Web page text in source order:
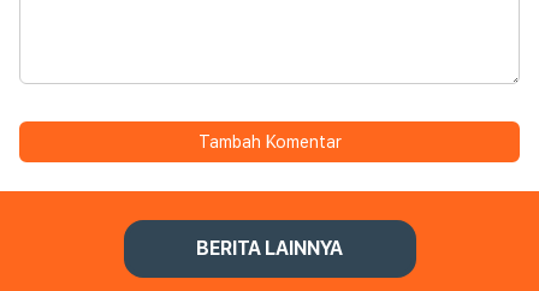
Tambah Komentar
BERITA LAINNYA